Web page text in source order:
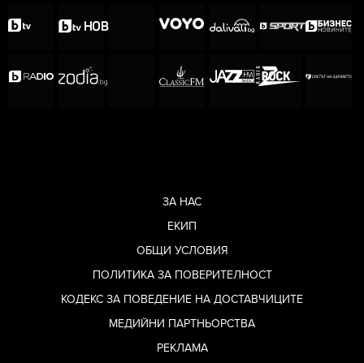
ЗА НАС
ЕКИП
ОБЩИ УСЛОВИЯ
ПОЛИТИКА ЗА ПОВЕРИТЕЛНОСТ
КОДЕКС ЗА ПОВЕДЕНИЕ НА ДОСТАВЧИЦИТЕ
МЕДИЙНИ ПАРТНЬОРСТВА
РЕКЛАМА